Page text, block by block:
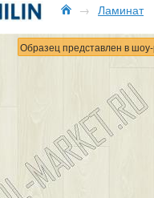
→ Ламинат
Образец представлен в